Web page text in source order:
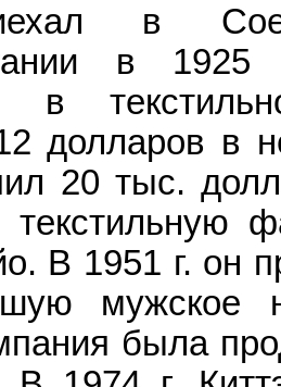
в
в
в
долларов в
20 тыс.
текстильную
В 1951 г. он
была